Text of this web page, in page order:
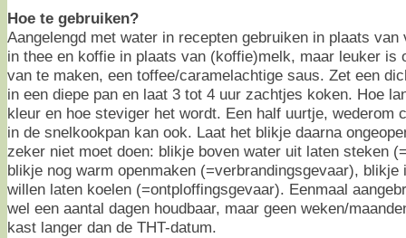
Hoe te gebruiken?
Aangelengd met water in recepten gebruiken in plaats
in thee en koffie in plaats van (koffie)melk, maar leuker is
van te maken, een toffee/caramelachtige saus. Zet een
in een diepe pan en laat 3 tot 4 uur zachtjes koken. Hoe
kleur en hoe steviger het wordt. Een half uurtje, wederom
in de snelkookpan kan ook. Laat het blikje daarna
zeker niet moet doen: blikje boven water uit laten steken
blikje nog warm openmaken (=verbrandingsgevaar), blikje
willen laten koelen (=ontploffingsgevaar). Eenmaal
wel een aantal dagen houdbaar, maar geen weken/
kast langer dan de THT-datum.